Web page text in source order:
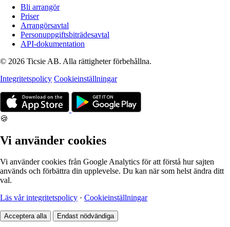
Bli arrangör
Priser
Arrangörsavtal
Personuppgiftsbiträdesavtal
API-dokumentation
© 2026 Ticsie AB. Alla rättigheter förbehållna.
Integritetspolicy Cookieinställningar
🍪
Vi använder cookies
Vi använder cookies från Google Analytics för att förstå hur sajten
används och förbättra din upplevelse. Du kan när som helst ändra ditt
val.
Läs vår integritetspolicy · Cookieinställningar
Acceptera alla Endast nödvändiga